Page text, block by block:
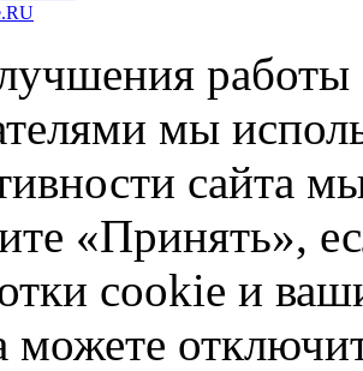
работы
мы
сайта
«Принять»,
cookie и
можете